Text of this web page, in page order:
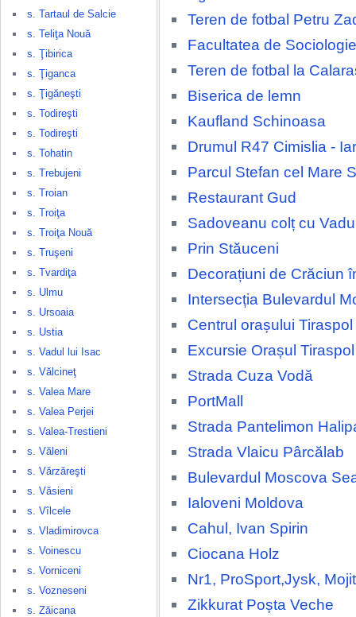
s. Tartaul de Salcie
s. Teliţa Nouă
s. Ţibirica
s. Ţiganca
s. Ţigăneşti
s. Todireşti
s. Todireşti
s. Tohatin
s. Trebujeni
s. Troian
s. Troiţa
s. Troiţa Nouă
s. Truşeni
s. Tvardiţa
s. Ulmu
s. Ursoaia
s. Ustia
s. Vadul lui Isac
s. Vălcineţ
s. Valea Mare
s. Valea Perjei
s. Valea-Trestieni
s. Văleni
s. Vărzăreşti
s. Văsieni
s. Vîlcele
s. Vladimirovca
s. Voinescu
s. Vorniceni
s. Vozneseni
s. Zăicana
Teren de fotbal Petru
Facultatea de
Teren de fotbal la
Biserica de lemn
Kaufland Schinoasa
Drumul R47 Cimislia -
Parcul Stefan cel Mare
Restaurant Gud
Sadoveanu colț cu
Prin Stăuceni
Decorațiuni de Crăciun
Intersecția Bulevardul
Centrul orașului Tiraspol
Excursie Orașul Tiraspol
Strada Cuza Vodă
PortMall
Strada Pantelimon
Strada Vlaicu Pârcălab
Bulevardul Moscova
Ialoveni Moldova
Cahul, Ivan Spirin
Ciocana Holz
Nr1, ProSport,Jysk,
Zikkurat Poșta Veche